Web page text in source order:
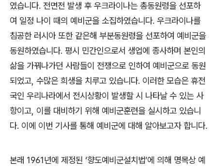
였습니다. 전면전 발생 후 우크라이나는 총동원령을 선포하
여 일정 나이 때의 예비군을 소집하였습니다. 우크라이나를
침공한 러시아 또한 같은해 부분동원령을 선포하여 예비군을
동원하였습니다. 평시 민간인으로서 생업에 종사하며 본인의
삶을 가꿔나가던 사람들이 전쟁으로 인하여 예비군으로 동원
되었고, 수많은 희생을 치루고 있습니다. 이러한 모습은 휴전
국인 우리나라에서 전시상황이 발생할 시 나타날 수 있는 사
항이고, 이를 대비하기 위해 예비군훈련을 실시하고 있습니
다. 이에 이번 기사를 통해 예비군에 대해 알아보고자 합니다.
본래 1961년에 제정된 ‘향도예비군설치법’에 의해 명목상 예